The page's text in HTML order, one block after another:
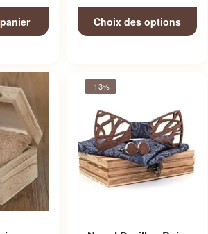
Choix des options
-13%